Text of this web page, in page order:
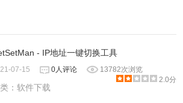
- IP地址一键切换工具
07-15 0人评论
13782次浏览
2.0分
：软件下载